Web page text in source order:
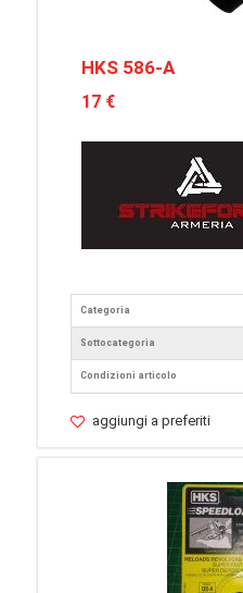
HKS 586-A
17 €
Categoria
Sottocategoria
Condizioni articolo
aggiungi a preferiti